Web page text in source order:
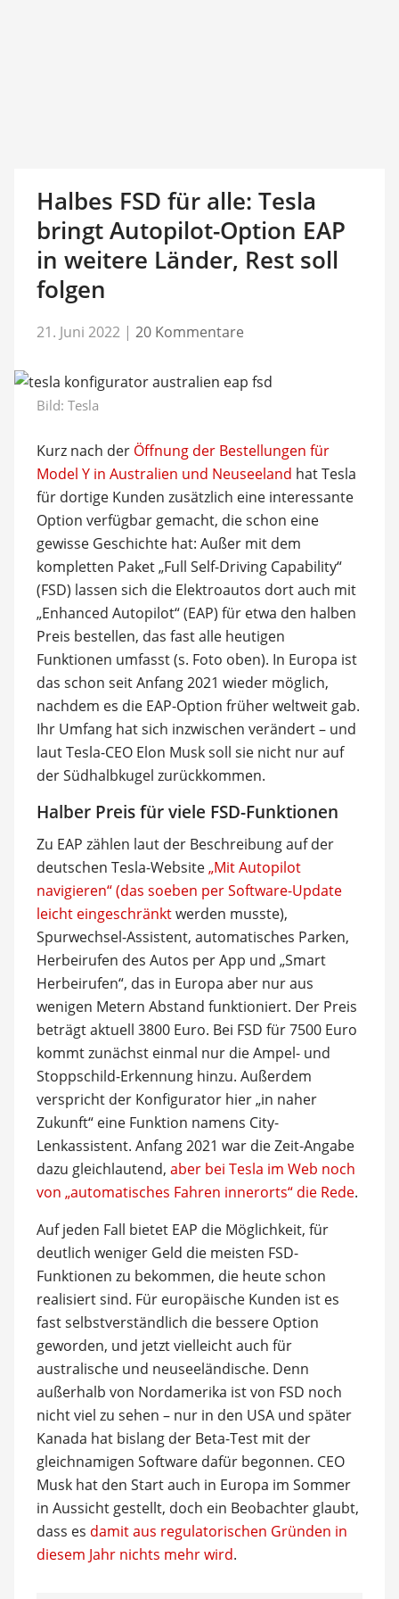
Halbes FSD für alle: Tesla
bringt Autopilot-Option EAP
in weitere Länder, Rest soll
folgen
21. Juni 2022 | 20 Kommentare
Bild: Tesla
Kurz nach der Öffnung der Bestellungen für
Model Y in Australien und Neuseeland hat Tesla
für dortige Kunden zusätzlich eine interessante
Option verfügbar gemacht, die schon eine
gewisse Geschichte hat: Außer mit dem
kompletten Paket „Full Self-Driving Capability“
(FSD) lassen sich die Elektroautos dort auch mit
„Enhanced Autopilot“ (EAP) für etwa den halben
Preis bestellen, das fast alle heutigen
Funktionen umfasst (s. Foto oben). In Europa ist
das schon seit Anfang 2021 wieder möglich,
nachdem es die EAP-Option früher weltweit gab.
Ihr Umfang hat sich inzwischen verändert – und
laut Tesla-CEO Elon Musk soll sie nicht nur auf
der Südhalbkugel zurückkommen.
Halber Preis für viele FSD-Funktionen
Zu EAP zählen laut der Beschreibung auf der
deutschen Tesla-Website„Mit Autopilot
navigieren“ (das soeben per Software-Update
leicht eingeschränktwerden musste),
Spurwechsel-Assistent, automatisches Parken,
Herbeirufen des Autos per App und „Smart
Herbeirufen“, das in Europa aber nur aus
wenigen Metern Abstand funktioniert. Der Preis
beträgt aktuell 3800 Euro. Bei FSD für 7500 Euro
kommt zunächst einmal nur die Ampel- und
Stoppschild-Erkennung hinzu. Außerdem
verspricht der Konfigurator hier „in naher
Zukunft“ eine Funktion namens City-
Lenkassistent. Anfang 2021 war die Zeit-Angabe
dazu gleichlautend, aber bei Tesla im Web noch
von „automatisches Fahren innerorts“ die Rede.
Auf jeden Fall bietet EAP die Möglichkeit, für
deutlich weniger Geld die meisten FSD-
Funktionen zu bekommen, die heute schon
realisiert sind. Für europäische Kunden ist es
fast selbstverständlich die bessere Option
geworden, und jetzt vielleicht auch für
australische und neuseeländische. Denn
außerhalb von Nordamerika ist von FSD noch
nicht viel zu sehen – nur in den USA und später
Kanada hat bislang der Beta-Test mit der
gleichnamigen Software dafür begonnen. CEO
Musk hat den Start auch in Europa im Sommer
in Aussicht gestellt, doch ein Beobachter glaubt,
dass es damit aus regulatorischen Gründen in
diesem Jahr nichts mehr wird.